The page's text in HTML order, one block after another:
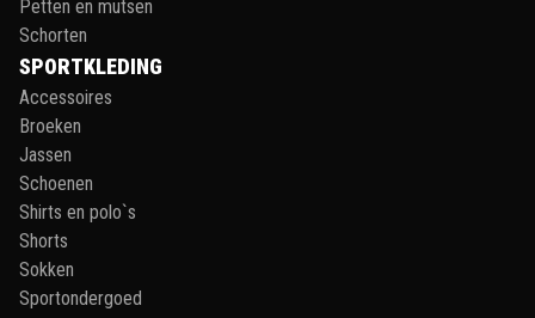
Petten en mutsen
Schorten
SPORTKLEDING
Accessoires
Broeken
Jassen
Schoenen
Shirts en polo`s
Shorts
Sokken
Sportondergoed